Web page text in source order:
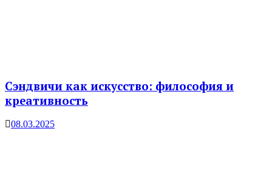
Сэндвичи как искусство: философия и
креативность
08.03.2025